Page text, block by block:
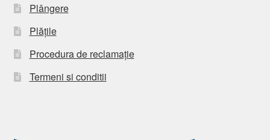
Plângere
Plățile
Procedura de reclamație
Termeni si conditii